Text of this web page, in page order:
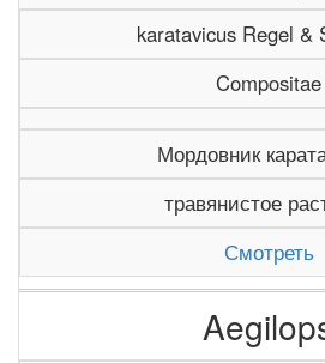
karatavicus Regel &
Compositae
Мордовник
травянистое
Смотреть